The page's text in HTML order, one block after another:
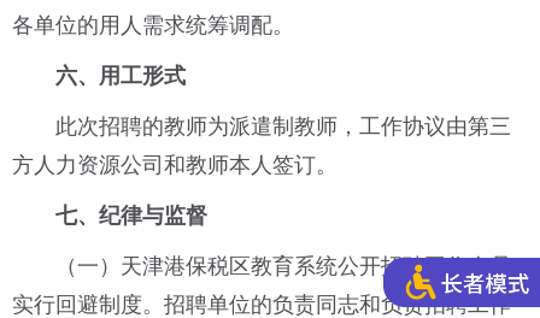
各单位的用人需求统筹调配。
六、用工形式
此次招聘的教师为派遣制教师，工作协议由第三
方人力资源公司和教师本人签订。
七、纪律与监督
（一）天津港保税区教育系统公开招聘工作人员
实行回避制度。招聘单位的负责同志和负责招聘工作